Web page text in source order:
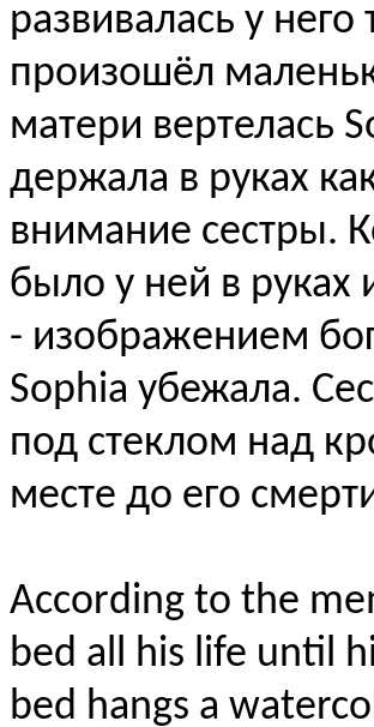
развивалась у
произошёл
матери вертелась
держала в руках
внимание сестры.
было у ней в руках
- изображением
Sophia убежала.
под стеклом над
месте до его
According to the
bed all his life until
bed hangs a